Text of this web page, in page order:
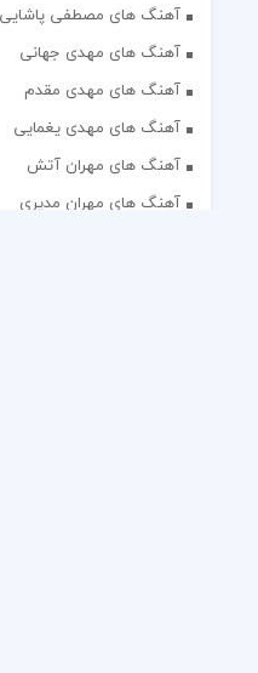
آهنگ های مصطفی پاشایی
آهنگ های مهدی جهانی
آهنگ های مهدی مقدم
آهنگ های مهدی یغمایی
آهنگ های مهران آتش
آهنگ های مهران مدیری